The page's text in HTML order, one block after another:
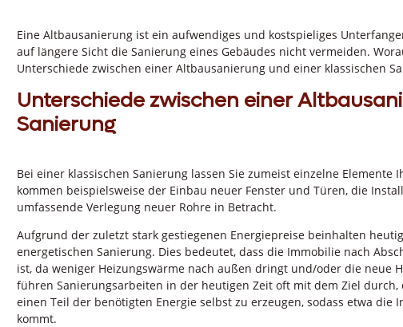
Eine Altbausanierung ist ein aufwendiges und kostspieliges
auf längere Sicht die Sanierung eines Gebäudes nicht vermeiden.
Unterschiede zwischen einer Altbausanierung und einer klassischen
Unterschiede zwischen einer
Sanierung
Bei einer klassischen Sanierung lassen Sie zumeist einzelne
kommen beispielsweise der Einbau neuer Fenster und Türen, die
umfassende Verlegung neuer Rohre in Betracht.
Aufgrund der zuletzt stark gestiegenen Energiepreise beinhalten
energetischen Sanierung. Dies bedeutet, dass die Immobilie nach
ist, da weniger Heizungswärme nach außen dringt und/oder die neue
führen Sanierungsarbeiten in der heutigen Zeit oft mit dem Ziel
einen Teil der benötigten Energie selbst zu erzeugen, sodass etwa die
kommt.